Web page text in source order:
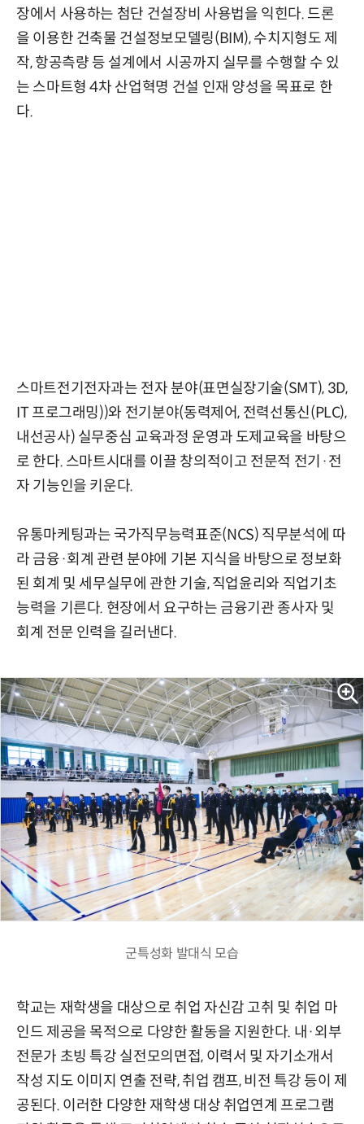
장에서 사용하는 첨단 건설장비 사용법을 익힌다. 드론
을 이용한 건축물 건설정보모델링(BIM), 수치지형도 제
작, 항공측량 등 설계에서 시공까지 실무를 수행할 수 있
는 스마트형 4차 산업혁명 건설 인재 양성을 목표로 한
다.
스마트전기전자과는 전자 분야(표면실장기술(SMT), 3D,
IT 프로그래밍))와 전기분야(동력제어, 전력선통신(PLC),
내선공사) 실무중심 교육과정 운영과 도제교육을 바탕으
로 한다. 스마트시대를 이끌 창의적이고 전문적 전기·전
자 기능인을 키운다.
유통마케팅과는 국가직무능력표준(NCS) 직무분석에 따
라 금융·회계 관련 분야에 기본 지식을 바탕으로 정보화
된 회계 및 세무실무에 관한 기술, 직업윤리와 직업기초
능력을 기른다. 현장에서 요구하는 금융기관 종사자 및
회계 전문 인력을 길러낸다.
군특성화 발대식 모습
학교는 재학생을 대상으로 취업 자신감 고취 및 취업 마
인드 제공을 목적으로 다양한 활동을 지원한다. 내·외부
전문가 초빙 특강 실전모의면접, 이력서 및 자기소개서
작성 지도 이미지 연출 전략, 취업 캠프, 비전 특강 등이 제
공된다. 이러한 다양한 재학생 대상 취업연계 프로그램